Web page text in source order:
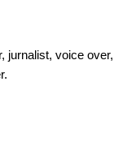
jurnalist, voice over,